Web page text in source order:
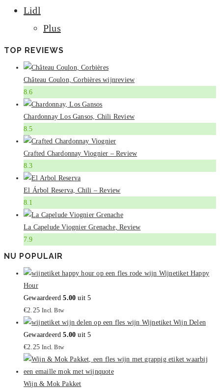
Lidl
Plus
TOP REVIEWS
Château Coulon, Corbières wijnreview
8.6
Chardonnay Los Gansos, Chili Review
8.5
Crafted Chardonnay Viognier – Review
8.3
El Árbol Reserva, Chili – Review
8.1
La Capelude Viognier Grenache, Review
7.9
NU POPULAIR
Wijnetiket Happy
Hour
Gewaardeerd5.00 uit 5
€2.25 Incl. Btw
Wijnetiket Wijn Delen
Gewaardeerd5.00 uit 5
€2.25 Incl. Btw
Wijn & Mok Pakket